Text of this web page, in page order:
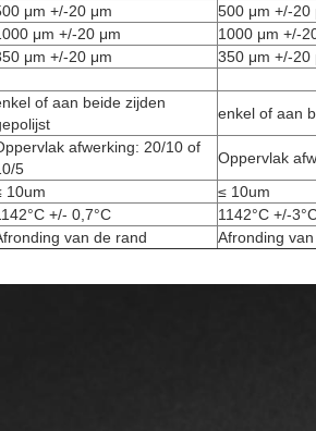
μm +/-20 μm
500 μm +/-20
μm +/-20 μm
1000 μm +/-
μm +/-20 μm
350 μm +/-20
of aan beide zijden
enkel of aan
afwerking: 20/10 of
5
Oppervlak
10um
≤ 10um
+/- 0,7°C
1142°C +/-
van de rand Afronding